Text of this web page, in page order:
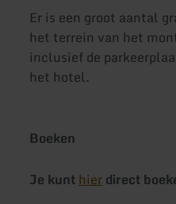
Er is een groot aantal
het terrein van het
inclusief de
het hotel.
Boeken
Je kunthierdirect